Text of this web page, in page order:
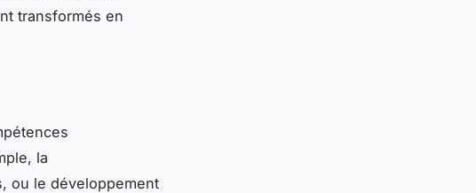
transformés en
la
ou le développement